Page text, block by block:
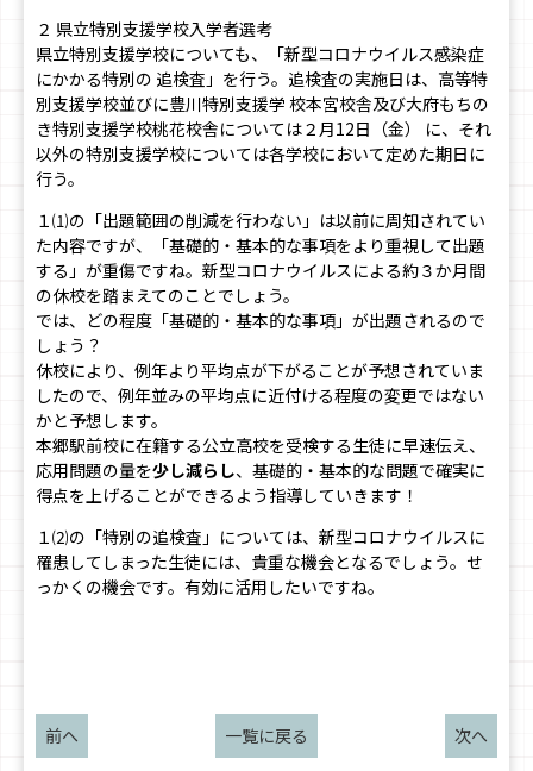
２ 県立特別支援学校入学者選考
県立特別支援学校についても、「新型コロナウイルス感染症
にかかる特別の 追検査」を行う。追検査の実施日は、高等特
別支援学校並びに豊川特別支援学 校本宮校舎及び大府もちの
き特別支援学校桃花校舎については２月12日（金） に、それ
以外の特別支援学校については各学校において定めた期日に
行う。
１⑴の「出題範囲の削減を行わない」は以前に周知されてい
た内容ですが、「基礎的・基本的な事項をより重視して出題
する」が重傷ですね。新型コロナウイルスによる約３か月間
の休校を踏まえてのことでしょう。
では、どの程度「基礎的・基本的な事項」が出題されるので
しょう？
休校により、例年より平均点が下がることが予想されていま
したので、例年並みの平均点に近付ける程度の変更ではない
かと予想します。
本郷駅前校に在籍する公立高校を受検する生徒に早速伝え、
応用問題の量を少し減らし、基礎的・基本的な問題で確実に
得点を上げることができるよう指導していきます！
１⑵の「特別の追検査」については、新型コロナウイルスに
罹患してしまった生徒には、貴重な機会となるでしょう。せ
っかくの機会です。有効に活用したいですね。
前へ 一覧に戻る 次へ